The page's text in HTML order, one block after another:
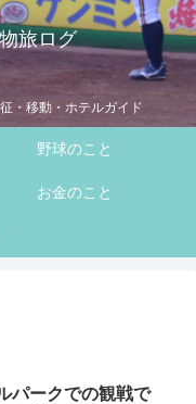
旅ログ
・移動・ホテルガイド
野球のこと
お金のこと
パークでの観戦で